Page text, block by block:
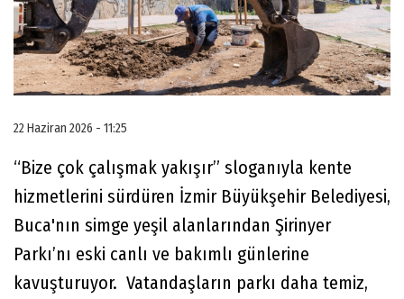
22 Haziran 2026 - 11:25
“Bize çok çalışmak yakışır” sloganıyla kente
hizmetlerini sürdüren İzmir Büyükşehir Belediyesi,
Buca'nın simge yeşil alanlarından Şirinyer
Parkı’nı eski canlı ve bakımlı günlerine
kavuşturuyor. Vatandaşların parkı daha temiz,